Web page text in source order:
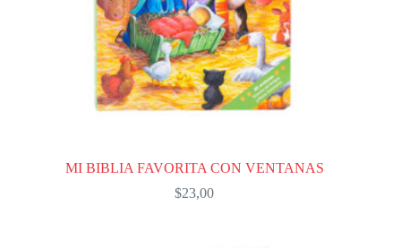
MI BIBLIA FAVORITA CON VENTANAS
$23,00